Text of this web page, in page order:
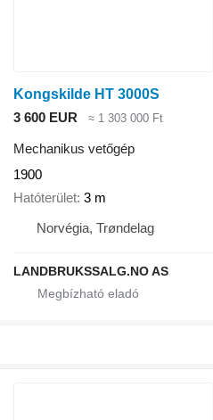
Kongskilde HT 3000S
3 600 EUR
≈ 1 303 000 Ft
Mechanikus vetőgép
1900
Hatóterület 3 m
Norvégia, Trøndelag
LANDBRUKSSALG.NO AS